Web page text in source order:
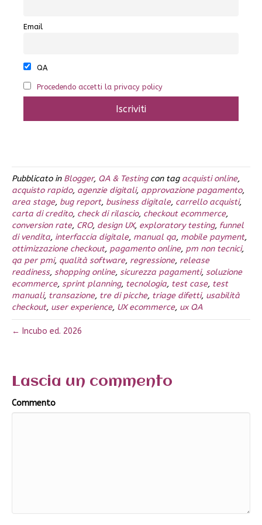
Email
QA
Procedendo accetti la privacy policy
Pubblicato in Blogger, QA & Testingcon tag acquisti online,
acquisto rapido, agenzie digitali, approvazione pagamento,
area stage, bug report, business digitale, carrello acquisti,
carta di credito, check di rilascio, checkout ecommerce,
conversion rate, CRO, design UX, exploratory testing, funnel
di vendita, interfaccia digitale, manual qa, mobile payment,
ottimizzazione checkout, pagamento online, pm non tecnici,
qa per pmi, qualità software, regressione, release
readiness, shopping online, sicurezza pagamenti, soluzione
ecommerce, sprint planning, tecnologia, test case, test
manuali, transazione, tre di picche, triage difetti, usabilità
checkout, user experience, UX ecommerce, ux QA
← Incubo ed. 2026
Lascia un commento
Commento